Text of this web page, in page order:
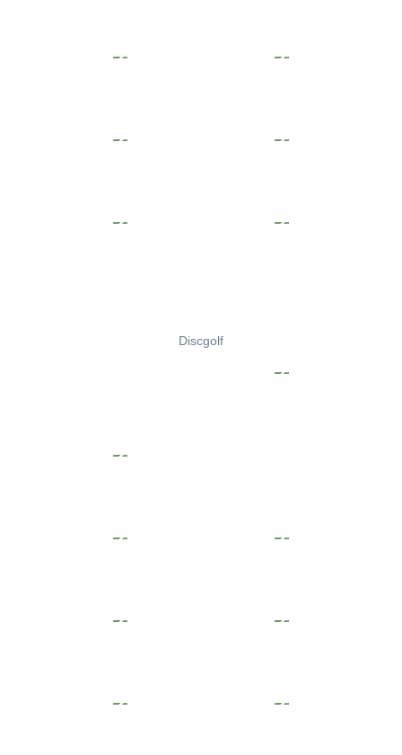
Discgolf